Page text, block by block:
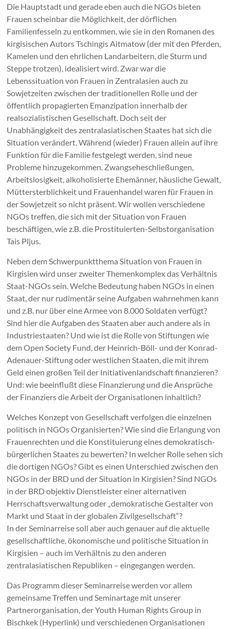
Die Hauptstadt und gerade eben auch die NGOs bieten
Frauen scheinbar die Möglichkeit, der dörflichen
Familienfesseln zu entkommen, wie sie in den Romanen des
kirgisischen Autors Tschingis Aitmatow (der mit den Pferden,
Kamelen und den ehrlichen Landarbeitern, die Sturm und
Steppe trotzen), idealisiert wird. Zwar war die
Lebenssituation von Frauen in Zentralasien auch zu
Sowjetzeiten zwischen der traditionellen Rolle und der
öffentlich propagierten Emanzipation innerhalb der
realsozialistischen Gesellschaft. Doch seit der
Unabhängigkeit des zentralasiatischen Staates hat sich die
Situation verändert. Während (wieder) Frauen allein auf ihre
Funktion für die Familie festgelegt werden, sind neue
Probleme hinzugekommen. Zwangseheschließungen,
Arbeitslosigkeit, alkoholisierte Ehemänner, häusliche Gewalt,
Müttersterblichkeit und Frauenhandel waren für Frauen in
der Sowjetzeit so nicht präsent. Wir wollen verschiedene
NGOs treffen, die sich mit der Situation von Frauen
beschäftigen, wie z.B. die Prostituierten-Selbstorganisation
Tais Pljus.
Neben dem Schwerpunktthema Situation von Frauen in
Kirgisien wird unser zweiter Themenkomplex das Verhältnis
Staat-NGOs sein. Welche Bedeutung haben NGOs in einen
Staat, der nur rudimentär seine Aufgaben wahrnehmen kann
und z.B. nur über eine Armee von 8.000 Soldaten verfügt?
Sind hier die Aufgaben des Staaten aber auch andere als in
Industriestaaten? Und wie ist die Rolle von Stiftungen wie
dem Open Society Fund, der Heinrich-Böll- und der Konrad-
Adenauer-Stiftung oder westlichen Staaten, die mit ihrem
Geld einen großen Teil der Initiativenlandschaft finanzieren?
Und: wie beeinflußt diese Finanzierung und die Ansprüche
der Finanziers die Arbeit der Organisationen inhaltlich?
Welches Konzept von Gesellschaft verfolgen die einzelnen
politisch in NGOs Organisierten? Wie sind die Erlangung von
Frauenrechten und die Konstituierung eines demokratisch-
bürgerlichen Staates zu bewerten? In welcher Rolle sehen sich
die dortigen NGOs? Gibt es einen Unterschied zwischen den
NGOs in der BRD und der Situation in Kirgisien? Sind NGOs
in der BRD objektiv Dienstleister einer alternativen
Herrschaftsverwaltung oder „demokratische Gestalter von
Markt und Staat in der globalen Zivilgesellschaft“?
In der Seminarreise soll aber auch genauer auf die aktuelle
gesellschaftliche, ökonomische und politische Situation in
Kirgisien – auch im Verhältnis zu den anderen
zentralasiatischen Republiken – eingegangen werden.
Das Programm dieser Seminarreise werden vor allem
gemeinsame Treffen und Seminartage mit unserer
Partnerorganisation, der Youth Human Rights Group in
Bischkek (Hyperlink) und verschiedenen Organisationen